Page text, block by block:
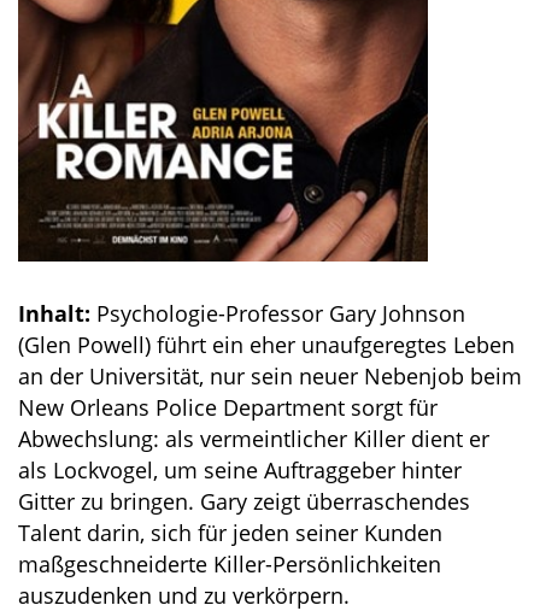
Inhalt: Psychologie-Professor Gary Johnson
(Glen Powell) führt ein eher unaufgeregtes Leben
an der Universität, nur sein neuer Nebenjob beim
New Orleans Police Department sorgt für
Abwechslung: als vermeintlicher Killer dient er
als Lockvogel, um seine Auftraggeber hinter
Gitter zu bringen. Gary zeigt überraschendes
Talent darin, sich für jeden seiner Kunden
maßgeschneiderte Killer-Persönlichkeiten
auszudenken und zu verkörpern.